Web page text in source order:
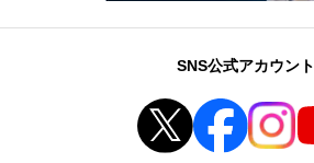
SNS公式アカウント